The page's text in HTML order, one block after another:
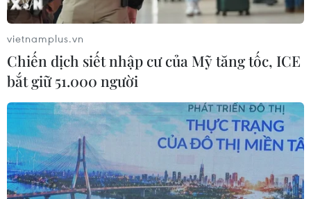
vietnamplus.vn
Chiến dịch siết nhập cư của Mỹ tăng tốc, ICE
bắt giữ 51.000 người